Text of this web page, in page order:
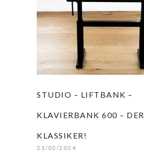
STUDIO – LIFTBANK –
KLAVIERBANK 600 – DER
KLASSIKER!
23/02/2024